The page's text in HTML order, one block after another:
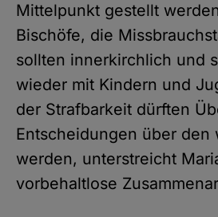
Mittelpunkt gestellt
Bischöfe, die
sollten innerkirchlich und
wieder mit Kindern und
der Strafbarkeit dürften
Entscheidungen über
werden, unterstreicht
vorbehaltlose